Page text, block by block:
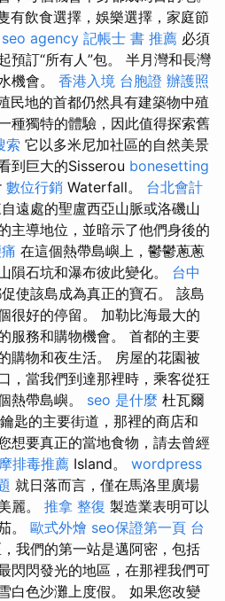
有飲食選擇，娛樂選擇，家庭節
seo agency 記帳士 書 推薦 必須
預訂“所有人”包。 半月灣和長灣
機會。 香港入境 台胞證 辦護照
民地的首都仍然具有建築物中殖
種獨特的體驗，因此值得探索舊
索 它以多米尼加社區的自然美景
到巨大的Sisserou bonesetting
數位行銷 Waterfall。 台北會計
遠處的聖盧西亞山脈或洛磯山
主導地位，並暗示了他們身後的
在這個熱帶島嶼上，鬱鬱蔥蔥
隕石坑和瀑布彼此變化。 台中
使該島成為真正的寶石。 該島
很好的停留。 加勒比海最大的
服務和購物機會。 首都的主要
購物和夜生活。 房屋的花園被
，當我們到達那裡時，乘客從狂
熱帶島嶼。 seo 是什麼 杜瓦爾
匙的主要街道，那裡的商店和
想要真正的當地食物，請去曾經
排毒推薦 Island。 wordpress
就日落而言，僅在馬洛里廣場
麗。 推拿 整復 製造業表明可以
。 歐式外燴 seo保證第一頁 台
我們的第一站是邁阿密，包括
閃閃發光的地區，在那裡我們可
白色沙灘上度假。 如果您改變